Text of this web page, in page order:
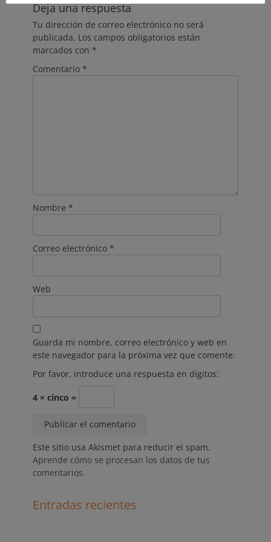
Deja una respuesta
Tu dirección de correo electrónico no será
publicada. Los campos obligatorios están
marcados con *
Comentario *
Nombre *
Correo electrónico *
Web
Guarda mi nombre, correo electrónico y web en
este navegador para la próxima vez que comente.
Por favor, introduce una respuesta en dígitos:
4 × cinco =
Este sitio usa Akismet para reducir el spam.
Aprende cómo se procesan los datos de tus
comentarios.
Entradas recientes